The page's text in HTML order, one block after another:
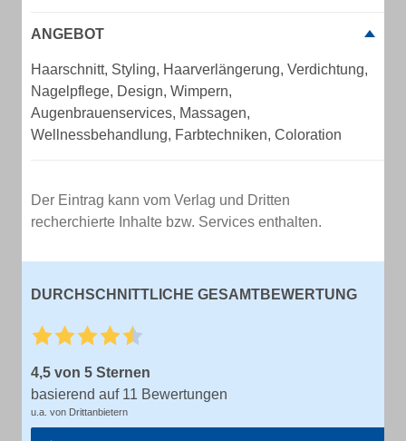
ANGEBOT
Haarschnitt, Styling, Haarverlängerung, Verdichtung,
Nagelpflege, Design, Wimpern,
Augenbrauenservices, Massagen,
Wellnessbehandlung, Farbtechniken, Coloration
Der Eintrag kann vom Verlag und Dritten
recherchierte Inhalte bzw. Services enthalten.
DURCHSCHNITTLICHE GESAMTBEWERTUNG
4,5 von 5 Sternen
basierend auf 11 Bewertungen
u.a. von Drittanbietern